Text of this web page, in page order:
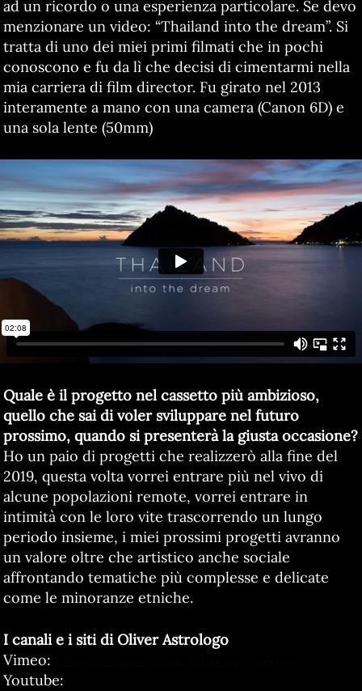
ad un ricordo o una esperienza particolare. Se devo
menzionare un video: “Thailand into the dream”. Si
tratta di uno dei miei primi filmati che in pochi
conoscono e fu da lì che decisi di cimentarmi nella
mia carriera di film director. Fu girato nel 2013
interamente a mano con una camera (Canon 6D) e
una sola lente (50mm)
Quale è il progetto nel cassetto più ambizioso,
quello che sai di voler sviluppare nel futuro
prossimo, quando si presenterà la giusta occasione?
Ho un paio di progetti che realizzerò alla fine del
2019, questa volta vorrei entrare più nel vivo di
alcune popolazioni remote, vorrei entrare in
intimità con le loro vite trascorrendo un lungo
periodo insieme, i miei prossimi progetti avranno
un valore oltre che artistico anche sociale
affrontando tematiche più complesse e delicate
come le minoranze etniche.
I canali e i siti di Oliver Astrologo
Vimeo:
Youtube: